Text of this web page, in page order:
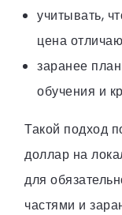
учитывать,
цена
заранее
обучения и
Такой подход
доллар на
для
частями и